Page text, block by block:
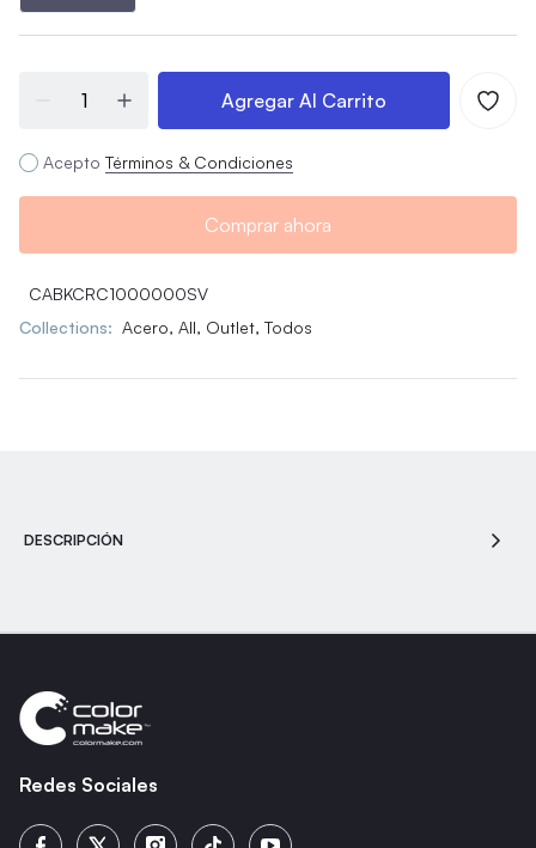
Agregar Al Carrito
Acepto Términos & Condiciones
Comprar ahora
CABKCRC1000000SV
Collections: Acero, All, Outlet, Todos
DESCRIPCIÓN
Redes Sociales